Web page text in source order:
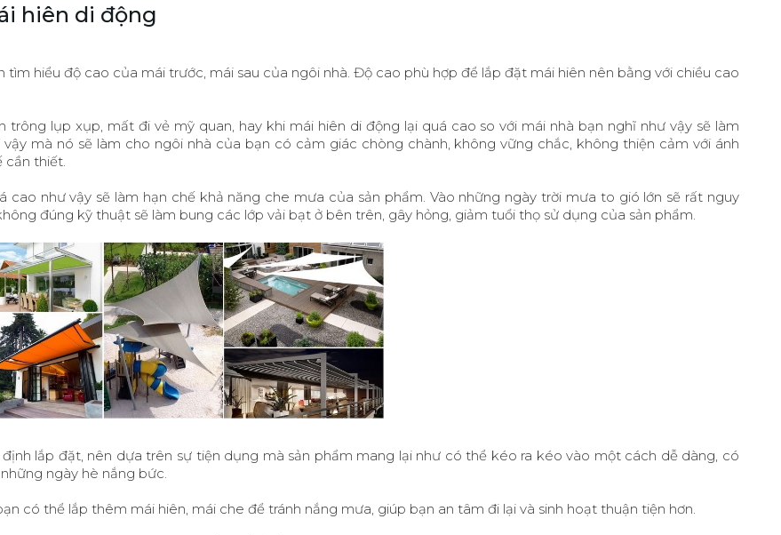
hiên di động
hiểu độ cao của mái trước, mái sau của ngôi nhà. Độ cao phù hợp để lắp đặt mái hiên nên bằng với chiều cao
trông lụp xụp, mất đi vẻ mỹ quan, hay khi mái hiên di động lại quá cao so với mái nhà bạn nghĩ như vậy sẽ làm
mà nó sẽ làm cho ngôi nhà của bạn có cảm giác chòng chành, không vững chắc, không thiện cảm với ánh
cần thiết.
như vậy sẽ làm hạn chế khả năng che mưa của sản phẩm. Vào những ngày trời mưa to gió lớn sẽ rất nguy
đúng kỹ thuật sẽ làm bung các lớp vải bạt ở bên trên, gây hỏng, giảm tuổi thọ sử dụng của sản phẩm.
lắp đặt, nên dựa trên sự tiện dụng mà sản phẩm mang lại như có thể kéo ra kéo vào một cách dễ dàng, có
ngày hè nắng bức.
có thể lắp thêm mái hiên, mái che để tránh nắng mưa, giúp bạn an tâm đi lại và sinh hoạt thuận tiện hơn.